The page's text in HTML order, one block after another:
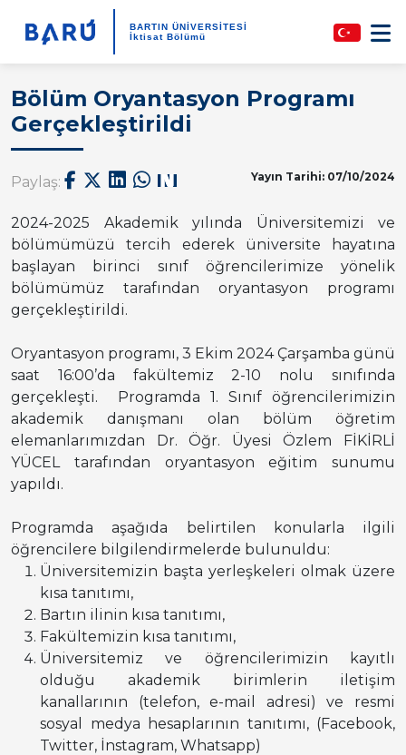
BARTIN ÜNİVERSİTESİ
İktisat Bölümü
Bölüm Oryantasyon Programı
Gerçekleştirildi
Paylaş: Yayın Tarihi: 07/10/2024
2024-2025 Akademik yılında Üniversitemizi ve
bölümümüzü tercih ederek üniversite hayatına
başlayan birinci sınıf öğrencilerimize yönelik
bölümümüz tarafından oryantasyon programı
gerçekleştirildi.
Oryantasyon programı, 3 Ekim 2024 Çarşamba günü
saat 16:00’da fakültemiz 2-10 nolu sınıfında
gerçekleşti. Programda 1. Sınıf öğrencilerimizin
akademik danışmanı olan bölüm öğretim
elemanlarımızdan Dr. Öğr. Üyesi Özlem FİKİRLİ
YÜCEL tarafından oryantasyon eğitim sunumu
yapıldı.
Programda aşağıda belirtilen konularla ilgili
öğrencilere bilgilendirmelerde bulunuldu:
Üniversitemizin başta yerleşkeleri olmak üzere
kısa tanıtımı,
Bartın ilinin kısa tanıtımı,
Fakültemizin kısa tanıtımı,
Üniversitemiz ve öğrencilerimizin kayıtlı
olduğu akademik birimlerin iletişim
kanallarının (telefon, e-mail adresi) ve resmi
sosyal medya hesaplarının tanıtımı, (Facebook,
Twitter, İnstagram, Whatsapp)